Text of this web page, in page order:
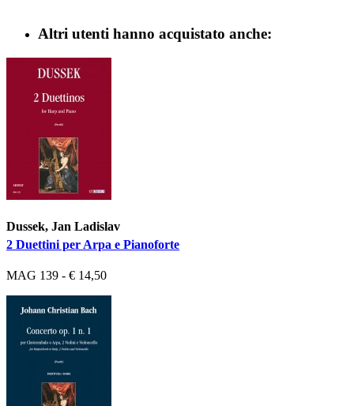
Altri utenti hanno acquistato anche:
Dussek, Jan Ladislav
2 Duettini per Arpa e Pianoforte
MAG 139 - € 14,50